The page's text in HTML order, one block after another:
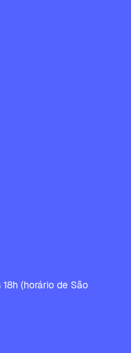
(horário de São